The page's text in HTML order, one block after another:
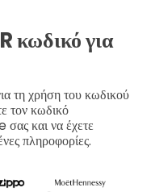
κωδικό για
τη χρήση του κωδικού
τον κωδικό
και να έχετε
πληροφορίες.